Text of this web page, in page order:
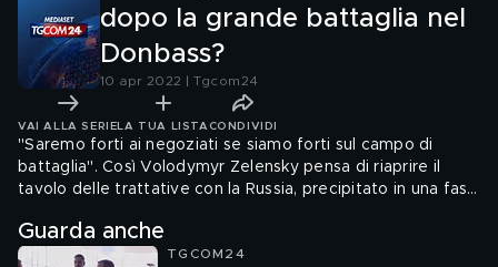
dopo la grande battaglia nel
Donbass?
10 apr 2022 | Tgcom24
VAI ALLA SERIE LA TUA LISTA CONDIVIDI
"Saremo forti ai negoziati se siamo forti sul campo di
battaglia". Così Volodymyr Zelensky pensa di riaprire il
tavolo delle trattative con la Russia, precipitato in una fase
Istanbul e i massacri in Ucraina. Contano anche i risultati sul
terreno, tanto che per il capo negoziatore di Kiev un
Guarda anche
TGCOM24